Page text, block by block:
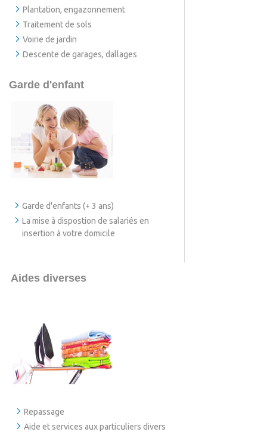
Plantation, engazonnement
Traitement de sols
Voirie de jardin
Descente de garages, dallages
Garde d'enfant
Garde d'enfants (+ 3 ans)
La mise à dispostion de salariés en
insertion à votre domicile
Aides diverses
Repassage
Aide et services aux particuliers divers